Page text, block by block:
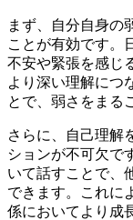
まず、自分自身の
ことが有効です。
不安や緊張を感じ
より深い理解につ
とで、弱さをまる
さらに、自己理解
ションが不可欠で
いて話すことで、
できます。これに
係においてより成